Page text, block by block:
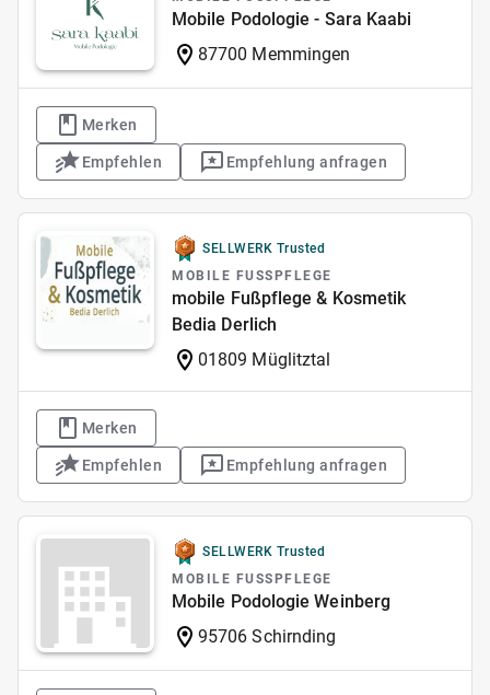
Mobile Podologie - Sara Kaabi
87700 Memmingen
Merken
Empfehlen Empfehlung anfragen
SELLWERK Trusted
MOBILE FUSSPFLEGE
mobile Fußpflege & Kosmetik
Bedia Derlich
01809 Müglitztal
Merken
Empfehlen Empfehlung anfragen
SELLWERK Trusted
MOBILE FUSSPFLEGE
Mobile Podologie Weinberg
95706 Schirnding